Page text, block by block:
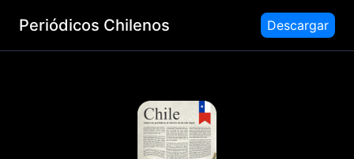
Periódicos Chilenos Descargar